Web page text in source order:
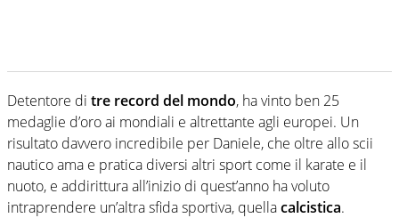
Detentore di tre record del mondo, ha vinto ben 25
medaglie d’oro ai mondiali e altrettante agli europei. Un
risultato davvero incredibile per Daniele, che oltre allo scii
nautico ama e pratica diversi altri sport come il karate e il
nuoto, e addirittura all’inizio di quest’anno ha voluto
intraprendere un’altra sfida sportiva, quellacalcistica.